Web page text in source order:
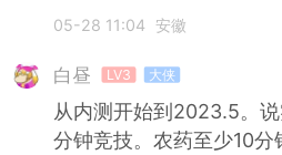
05-28 11:04 安徽
白昼 LV3 大侠
从内测开始到2023.5。
分钟竞技。农药至少10